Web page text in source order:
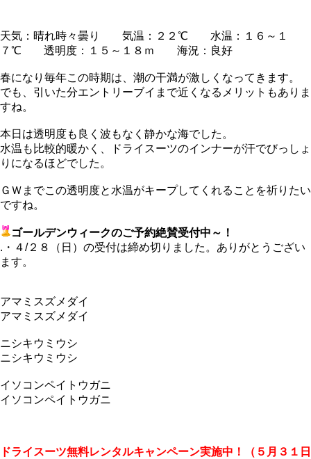
天気：晴れ時々曇り 気温：２２℃ 水温：１６～１
７℃ 透明度：１５～１８ｍ 海況：良好
春になり毎年この時期は、潮の干満が激しくなってきます。
でも、引いた分エントリーブイまで近くなるメリットもありま
すね。
本日は透明度も良く波もなく静かな海でした。
水温も比較的暖かく、ドライスーツのインナーが汗でびっしょ
りになるほどでした。
ＧＷまでこの透明度と水温がキープしてくれることを祈りたい
ですね。
ゴールデンウィークのご予約絶賛受付中～！
.・４/２８（日）の受付は締め切りました。ありがとうござい
ます。
アマミスズメダイ
アマミスズメダイ
ニシキウミウシ
ニシキウミウシ
イソコンペイトウガニ
イソコンペイトウガニ
ドライスーツ無料レンタルキャンペーン実施中！（５月３１日